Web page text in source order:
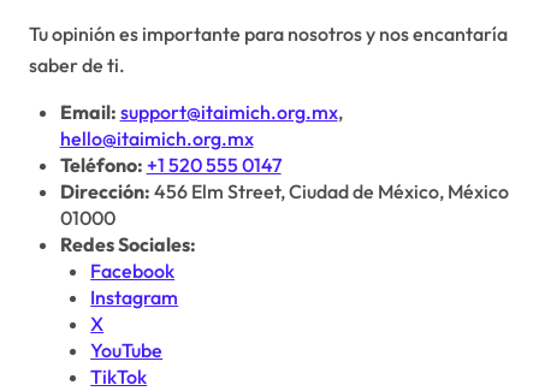
Tu opinión es importante para nosotros y nos encantaría
saber de ti.
Email: support@itaimich.org.mx,
hello@itaimich.org.mx
Teléfono: +1 520 555 0147
Dirección: 456 Elm Street, Ciudad de México, México
01000
Redes Sociales:
Facebook
Instagram
X
YouTube
TikTok